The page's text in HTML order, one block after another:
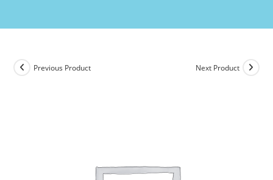
Previous Product Next Product